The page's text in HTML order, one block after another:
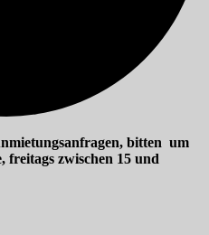
bitten um
freitags zwischen 15 und